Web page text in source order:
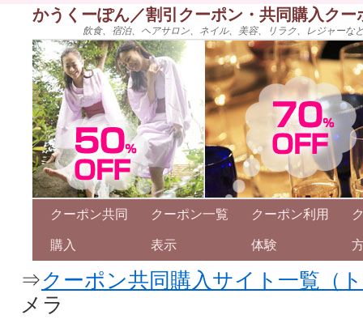
かうくーぽん／割引クーポン・共同購入ク
飲食、宿泊、ヘアサロン、ネイル、美容、リラク、レジャー
クーポン共同
購入
クーポン一覧
表示
クーポン利用
体験
⇒クーポン共同購入サイト一覧（
メラ